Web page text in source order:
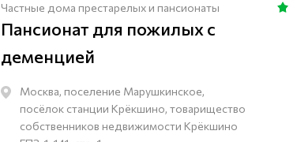
Частные дома престарелых и пансионаты
Пансионат для пожилых с
деменцией
Москва, поселение Марушкинское,
посёлок станции Крёкшино, товарищество
собственников недвижимости Крёкшино